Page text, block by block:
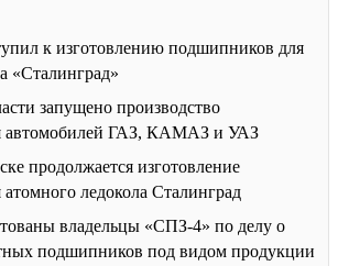
к изготовлению подшипников для
«Сталинград»
запущено производство
автомобилей ГАЗ, КАМАЗ и УАЗ
продолжается изготовление
ледокола Сталинград
владельцы «СПЗ-4» по делу о
подшипников под видом продукции